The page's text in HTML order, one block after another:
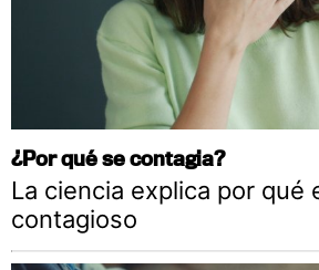
¿Por qué se contagia?
La ciencia explica por qué
contagioso